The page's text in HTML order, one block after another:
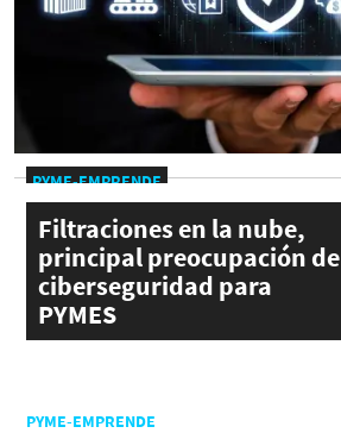
PYME-EMPRENDE
Filtraciones en la nube,
principal preocupación de
ciberseguridad para
PYMES
PYME-EMPRENDE